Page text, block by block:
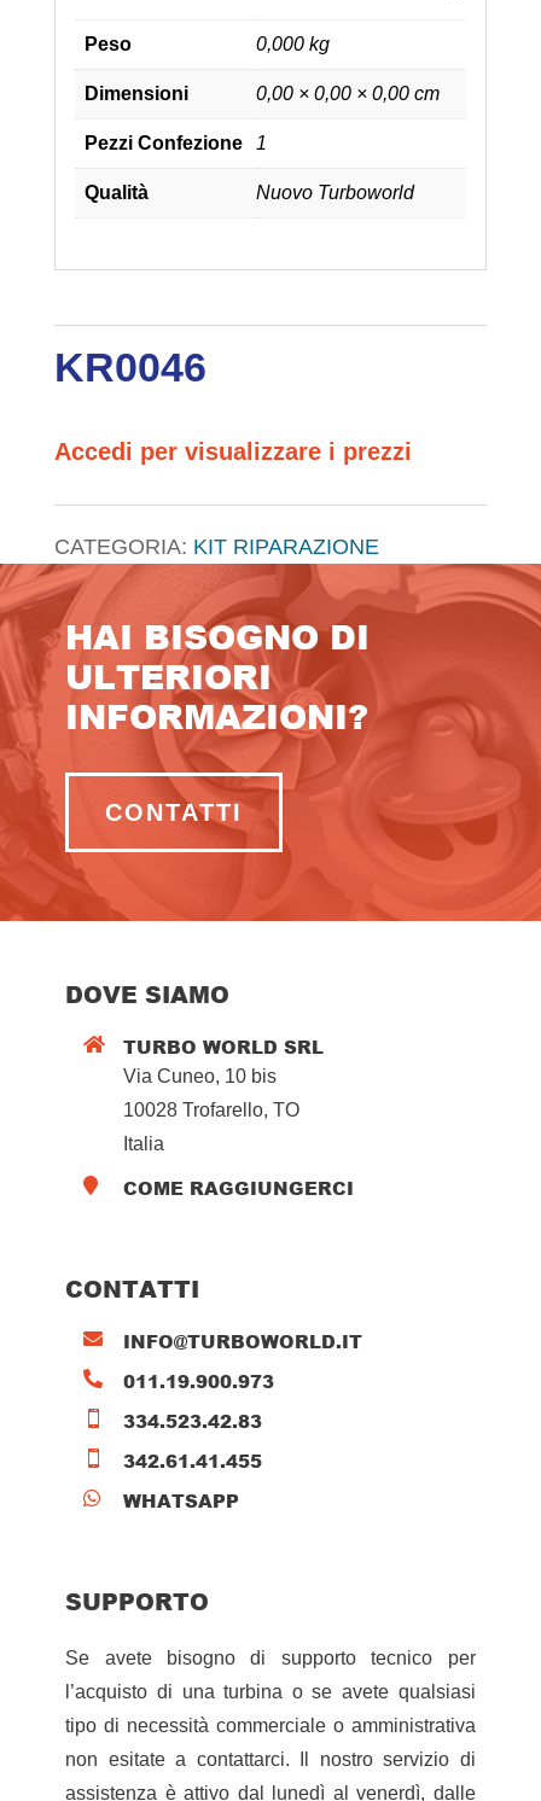
Peso 0,000 kg
Dimensioni 0,00 × 0,00 × 0,00 cm
Pezzi Confezione 1
Qualità Nuovo Turboworld
KR0046
Accedi per visualizzare i prezzi
CATEGORIA: KIT RIPARAZIONE
HAI BISOGNO DI
ULTERIORI
INFORMAZIONI?
CONTATTI
DOVE SIAMO
 TURBO WORLD SRL
Via Cuneo, 10 bis
10028 Trofarello, TO
Italia
 COME RAGGIUNGERCI
CONTATTI
 INFO@TURBOWORLD.IT
 011.19.900.973
 334.523.42.83
 342.61.41.455
 WHATSAPP
SUPPORTO
Se avete bisogno di supporto tecnico per
l’acquisto di una turbina o se avete qualsiasi
tipo di necessità commerciale o amministrativa
non esitate a contattarci. Il nostro servizio di
assistenza è attivo dal lunedì al venerdì, dalle